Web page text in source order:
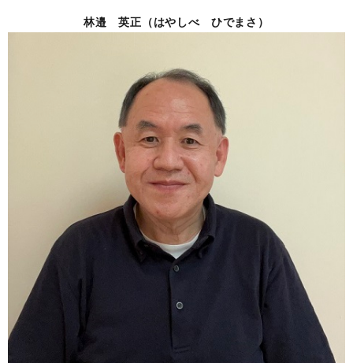
林邉 英正（はやしべ ひでまさ）